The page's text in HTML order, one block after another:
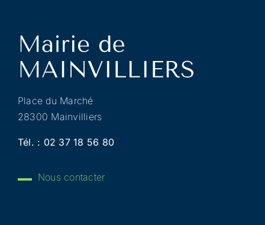
Place du Marché
28300 Mainvilliers
Tél. : 02 37 18 56 80
Nous contacter